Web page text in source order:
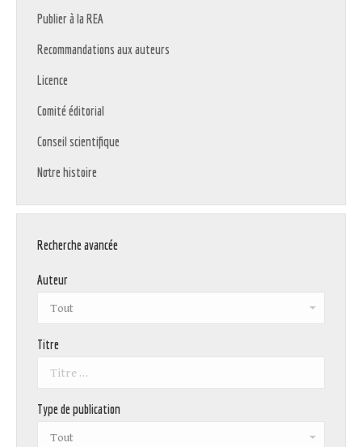
Publier à la REA
Recommandations aux auteurs
Licence
Comité éditorial
Conseil scientifique
Notre histoire
Recherche avancée
Auteur
Titre
Type de publication